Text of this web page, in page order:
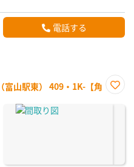
電話する
富山駅東） 409・1K-【角
に入